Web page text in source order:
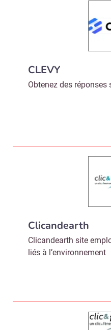
CLEVY
Obtenez des
Clicandearth
Clicandearth site
liés à l’environnement